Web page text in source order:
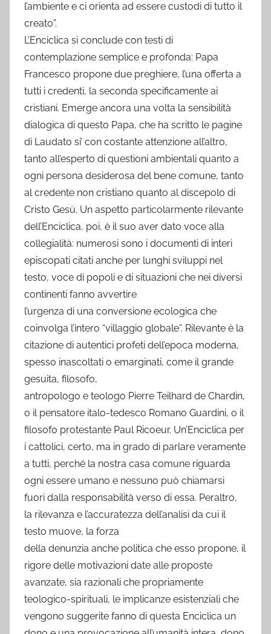
l’ambiente e ci orienta ad essere custodi di tutto il
creato”.
L’Enciclica si conclude con testi di
contemplazione semplice e profonda: Papa
Francesco propone due preghiere, l’una offerta a
tutti i credenti, la seconda specificamente ai
cristiani. Emerge ancora una volta la sensibilità
dialogica di questo Papa, che ha scritto le pagine
di Laudato si’ con costante attenzione all’altro,
tanto all’esperto di questioni ambientali quanto a
ogni persona desiderosa del bene comune, tanto
al credente non cristiano quanto al discepolo di
Cristo Gesù. Un aspetto particolarmente rilevante
dell’Enciclica, poi, è il suo aver dato voce alla
collegialità: numerosi sono i documenti di interi
episcopati citati anche per lunghi sviluppi nel
testo, voce di popoli e di situazioni che nei diversi
continenti fanno avvertire
l’urgenza di una conversione ecologica che
coinvolga l’intero “villaggio globale”. Rilevante è la
citazione di autentici profeti dell’epoca moderna,
spesso inascoltati o emarginati, come il grande
gesuita, filosofo,
antropologo e teologo Pierre Teilhard de Chardin,
o il pensatore italo-tedesco Romano Guardini, o il
filosofo protestante Paul Ricoeur. Un’Enciclica per
i cattolici, certo, ma in grado di parlare veramente
a tutti, perché la nostra casa comune riguarda
ogni essere umano e nessuno può chiamarsi
fuori dalla responsabilità verso di essa. Peraltro,
la rilevanza e l’accuratezza dell’analisi da cui il
testo muove, la forza
della denunzia anche politica che esso propone, il
rigore delle motivazioni date alle proposte
avanzate, sia razionali che propriamente
teologico-spirituali, le implicanze esistenziali che
vengono suggerite fanno di questa Enciclica un